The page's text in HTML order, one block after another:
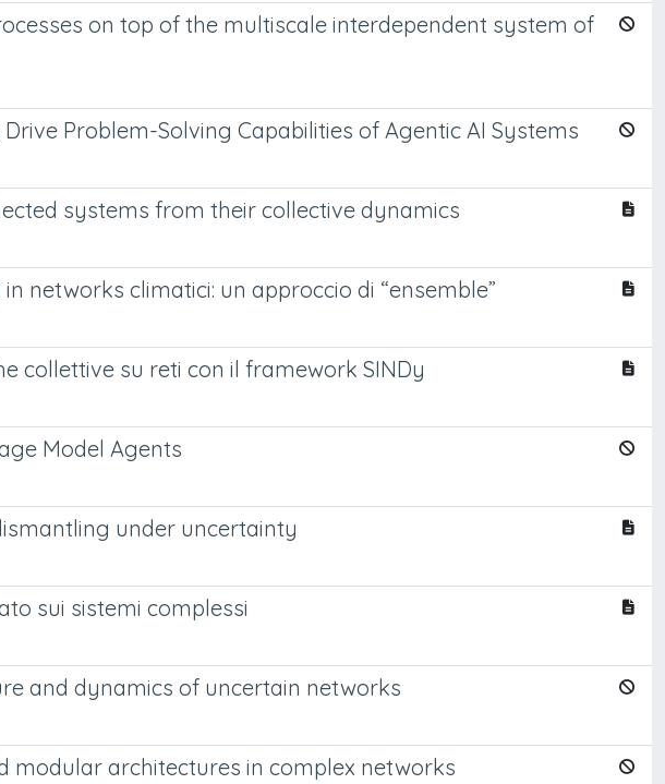
on top of the multiscale interdependent system of
Problem-Solving Capabilities of Agentic AI Systems
systems from their collective dynamics
networks climatici: un approccio di “ensemble”
collettive su reti con il framework SINDy
Model Agents
under uncertainty
sui sistemi complessi
and dynamics of uncertain networks
modular architectures in complex networks